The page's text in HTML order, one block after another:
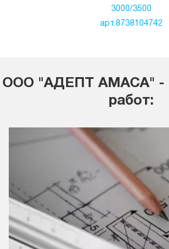
3000/3500
арт.8738104742
ООО "АДЕПТ АМАСА" -
работ: